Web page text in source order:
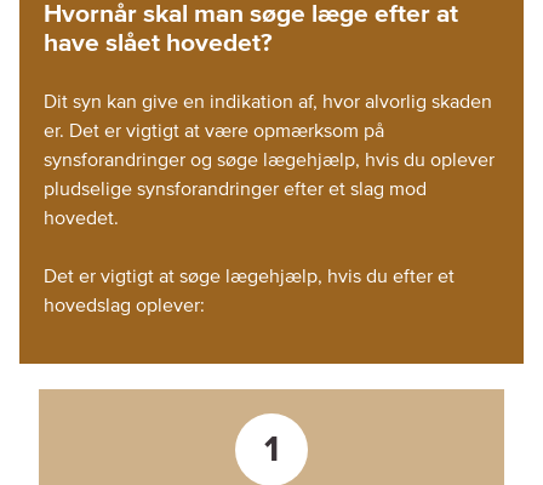
Hvornår skal man søge læge efter at
have slået hovedet?
Dit syn kan give en indikation af, hvor alvorlig skaden
er. Det er vigtigt at være opmærksom på
synsforandringer og søge lægehjælp, hvis du oplever
pludselige synsforandringer efter et slag mod
hovedet.
Det er vigtigt at søge lægehjælp, hvis du efter et
hovedslag oplever:
1